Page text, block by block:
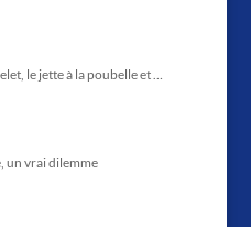
le jette à la poubelle et …
un vrai dilemme